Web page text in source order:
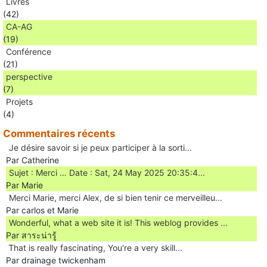
(42)
CA-AG
(19)
Conférence
(21)
perspective
(7)
Projets
(4)
Commentaires récents
Je désire savoir si je peux participer à la sorti...
Par Catherine
Sujet : Merci … Date : Sat, 24 May 2025 20:35:4...
Par Marie
Merci Marie, merci Alex, de si bien tenir ce merveilleu...
Par carlos et Marie
Wonderful, what a web site it is! This weblog provides ...
Par สาระน่ารู้
Ꭲhat is really fascinating, You'rе a very skill...
Par drainage twickenham